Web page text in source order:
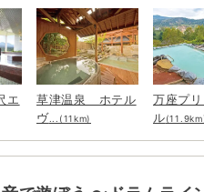
エ
草津温泉 ホテル
ヴ...(11km)
万座プ
ル